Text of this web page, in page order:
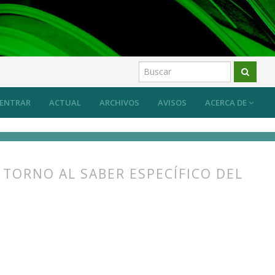
ACTUAL ARCHIVOS AVISOS ACERCA DE
ENTRAR
específico del arte y su transmisión Artículos
AL SABER ESPECÍFICO DEL